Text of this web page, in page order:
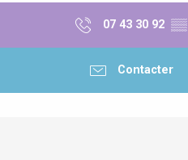
07 43 30 92 ▒▒
Contacter